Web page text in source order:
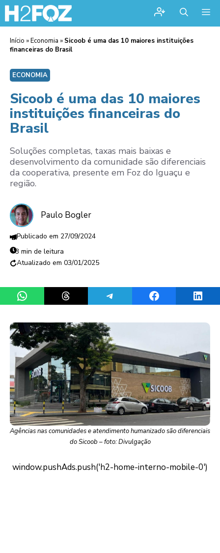
Início »Economia » Sicoob é uma das 10 maiores instituições
financeiras do Brasil
ECONOMIA
Sicoob é uma das 10 maiores
instituições financeiras do
Brasil
Soluções completas, taxas mais baixas e
desenvolvimento da comunidade são diferenciais
da cooperativa, presente em Foz do Iguaçu e
região.
Paulo Bogler
27/09/2024
3 min de leitura
03/01/2025
Share on WhatsAppShare on ThreadsShare on TelegramShare on Facebook
Agências nas comunidades e atendimento humanizado são diferenciais
do Sicoob – foto: Divulgação